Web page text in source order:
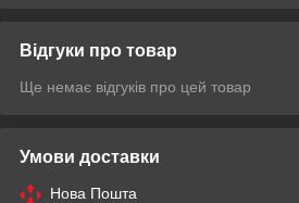
Відгуки про товар
Ще немає відгуків про цей товар
Умови доставки
Нова Пошта